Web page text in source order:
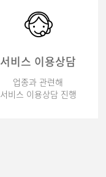
서비스 이용상담
업종과 관련해
서비스 이용상담 진행